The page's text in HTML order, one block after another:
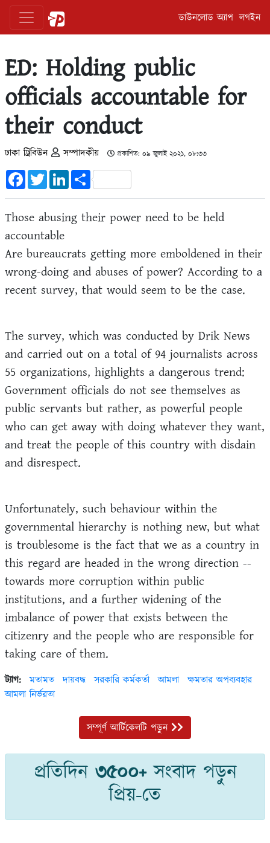
ডাউনলোড অ্যাপ লগইন
ED: Holding public
officials accountable for
their conduct
ঢাকা ট্রিবিউন সম্পাদকীয় প্রকাশিত: ০৯ জুলাই ২০২১, ০৮:৩৩
FacebookTwitterLinkedInShare
Those abusing their power need to be held
accountable
Are bureaucrats getting more emboldened in their
wrong-doing and abuses of power? According to a
recent survey, that would seem to be the case.
The survey, which was conducted by Drik News
and carried out on a total of 94 journalists across
55 organizations, highlights a dangerous trend:
Government officials do not see themselves as
public servants but rather, as powerful people
who can get away with doing whatever they want,
and treat the people of this country with disdain
and disrespect.
Unfortunately, such behaviour within the
governmental hierarchy is nothing new, but what
is troublesome is the fact that we as a country in
this regard are headed in the wrong direction --
towards more corruption within public
institutions, and a further widening of the
imbalance of power that exists between the
citizenry and the people who are responsible for
taking care of them.
ট্যাগ: মতামত দায়বদ্ধ সরকারি কর্মকর্তা আমলা
ক্ষমতার অপব্যবহার
আমলা নির্ভরতা
সম্পূর্ণ আর্টিকেলটি পড়ুন
প্রতিদিন ৩৫০০+সংবাদ পড়ুন
প্রিয়-তে